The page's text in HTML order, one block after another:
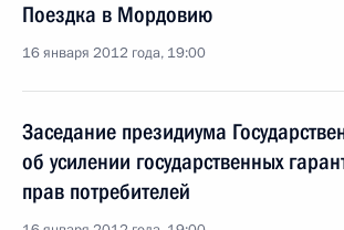
Поездка в Мордовию
16 января 2012 года, 19:00
Заседание президиума
об усилении государственных
прав потребителей